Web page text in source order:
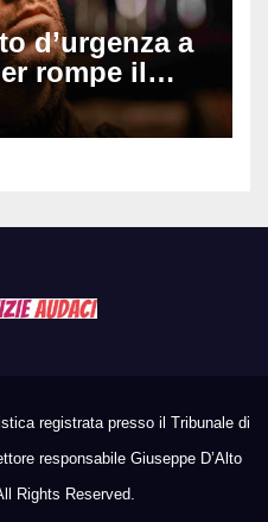
d’urgenza a
rompe il
notte in
sta e cosa
registrata presso il Tribunale di
responsabile Giuseppe D’Alto
Rights Reserved.